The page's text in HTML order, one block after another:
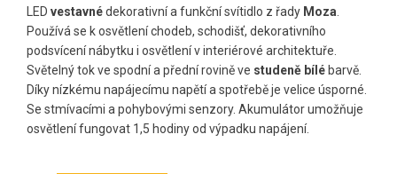
LED vestavnédekorativní a funkční svítidlo z řady Moza
Používá se k osvětlení chodeb, schodišť, dekorativního
podsvícení nábytku i osvětlení v interiérové ​​architektuře.
Světelný tok ve spodní a přední rovině ve studeně bílé barvě.
Díky nízkému napájecímu napětí a spotřebě je velice úsporné.
Se stmívacími a pohybovými senzory. Akumulátor umožňuje
osvětlení fungovat 1,5 hodiny od výpadku napájení.